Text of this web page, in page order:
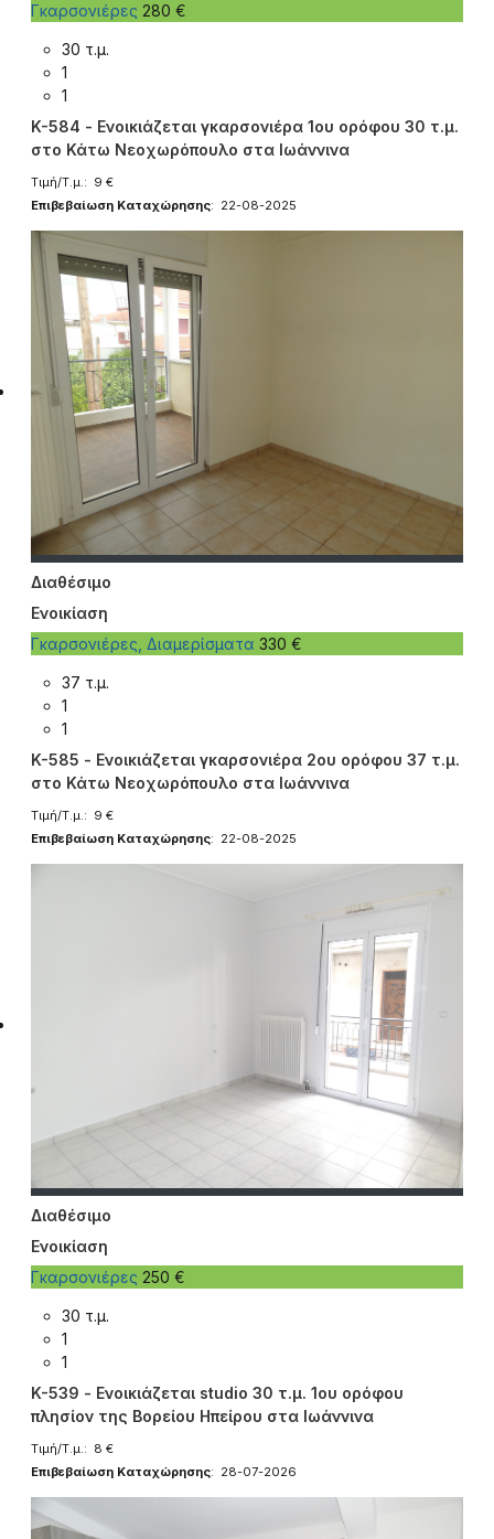
Γκαρσονιέρες 280 €
30 τ.μ.
1
1
K-584 - Ενοικιάζεται γκαρσονιέρα 1ου ορόφου 30 τ.μ.
στο Κάτω Νεοχωρόπουλο στα Ιωάννινα
Τιμή/Τ.μ.: 9 €
Επιβεβαίωση Καταχώρησης: 22-08-2025
Διαθέσιμο
Ενοικίαση
Γκαρσονιέρες, Διαμερίσματα 330 €
37 τ.μ.
1
1
K-585 - Ενοικιάζεται γκαρσονιέρα 2ου ορόφου 37 τ.μ.
στο Κάτω Νεοχωρόπουλο στα Ιωάννινα
Τιμή/Τ.μ.: 9 €
Επιβεβαίωση Καταχώρησης: 22-08-2025
Διαθέσιμο
Ενοικίαση
Γκαρσονιέρες 250 €
30 τ.μ.
1
1
K-539 - Ενοικιάζεται studio 30 τ.μ. 1ου ορόφου
πλησίον της Βορείου Ηπείρου στα Ιωάννινα
Τιμή/Τ.μ.: 8 €
Επιβεβαίωση Καταχώρησης: 28-07-2026